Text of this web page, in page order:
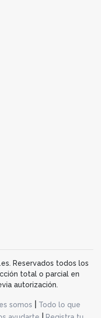
Reservados todos los
total o parcial en
autorización.
somos
Todo lo que